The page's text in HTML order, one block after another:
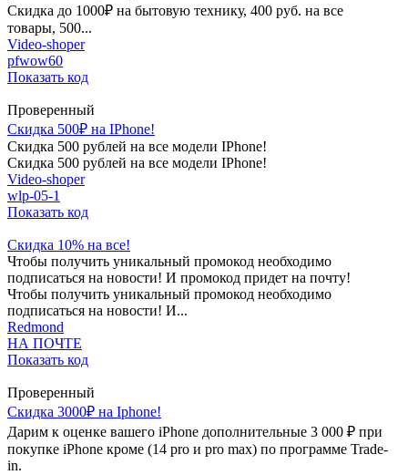
Скидка до 1000₽ на бытовую технику, 400 руб. на все
товары, 500...
Video-shoper
pfwow60
Показать код
Проверенный
Скидка 500₽ на IPhone!
Скидка 500 рублей на все модели IPhone!
Скидка 500 рублей на все модели IPhone!
Video-shoper
wlp-05-1
Показать код
Скидка 10% на все!
Чтобы получить уникальный промокод необходимо
подписаться на новости! И промокод придет на почту!
Чтобы получить уникальный промокод необходимо
подписаться на новости! И...
Redmond
НА ПОЧТЕ
Показать код
Проверенный
Cкидка 3000₽ на Iphone!
Дарим к оценке вашего iPhone дополнительные 3 000 ₽ при
покупке iPhone кроме (14 pro и pro max) по программе Trade-
in.